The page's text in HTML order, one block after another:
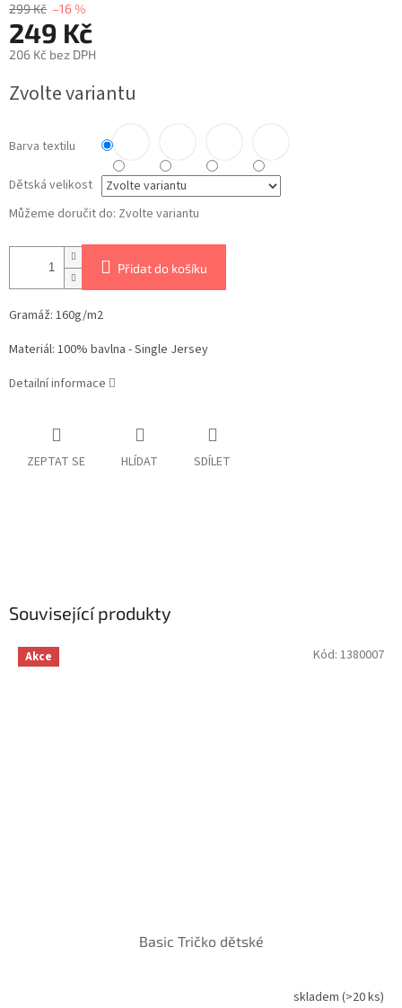
299 Kč –16 %
249 Kč
206 Kč bez DPH
cena:
Zvolte variantu
Barva textilu
Dětská velikost
Můžeme doručit do: Zvolte variantu
Přidat do košíku
Gramáž: 160g/m2
Materiál: 100% bavlna - Single Jersey
Detailní informace
ZEPTAT SE HLÍDAT SDÍLET
Související produkty
Akce
Basic Tričko dětské
skladem (>20 ks)
Kód: 1380007